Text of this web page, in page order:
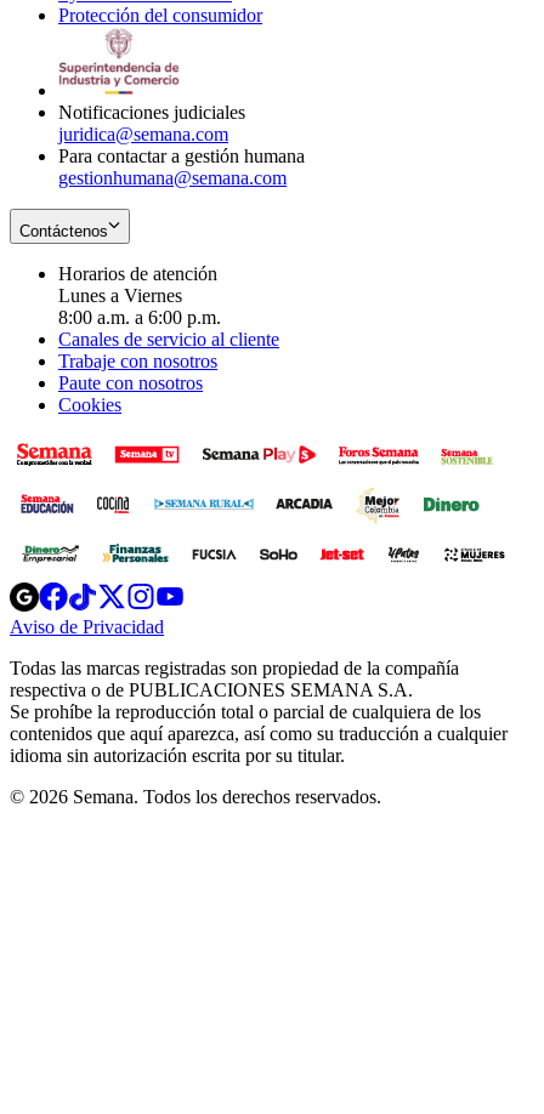
window
newin
Protección del consumidorOpens
Notificaciones judiciales
juridica@semana.com
Para contactar a gestión humana
gestionhumana@semana.com
Contáctenos
Horarios de atención
Lunes a Viernes
8:00 a.m. a 6:00 p.m.
Canales de servicio al cliente
Trabaje con nosotros
Paute con nosotros
Cookies
Opens
in
new
Opens
in
new
Opens
in
new
window
Opens
new
windowwindow
Aviso de Privacidad
new
window
Todas las marcas registradas son propiedad de la compañía
respectiva o de PUBLICACIONES SEMANA S.A.
Se prohíbe la reproducción total o parcial de cualquiera de los
contenidos que aquí aparezca, así como su traducción a cualquier
idioma sin autorización escrita por su titular.
© 2026 Semana. Todos los derechos reservados.